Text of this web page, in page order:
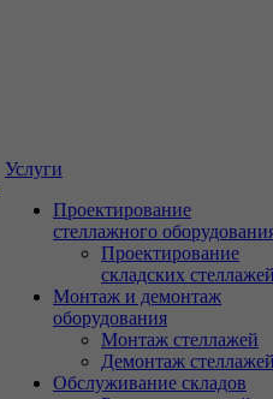
Услуги
Проектирование
стеллажного
Проектирование
складских
Монтаж и демонтаж
оборудования
Монтаж стеллажей
Демонтаж
Обслуживание складов